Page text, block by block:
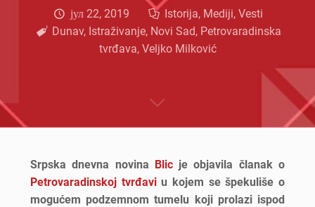
јул 22, 2019 Istorija, Mediji,Vesti
Dunav, Istraživanje, Novi Sad, Petrovaradinska
tvrđava, Veljko Milković
Srpska dnevna novina Blicje objavila članak o
Petrovaradinskoj tvrđaviu kojem se špekuliše o
mogućem podzemnom tumelu koji prolazi ispod